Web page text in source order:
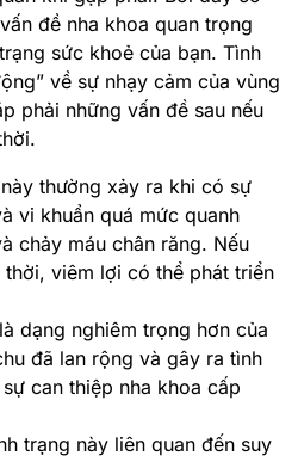
đề nha khoa quan trọng
sức khoẻ của bạn. Tình
về sự nhạy cảm của vùng
phải những vấn đề sau nếu
thường xảy ra khi có sự
vi khuẩn quá mức quanh
chảy máu chân răng. Nếu
viêm lợi có thể phát triển
dạng nghiêm trọng hơn của
đã lan rộng và gây ra tình
can thiệp nha khoa cấp
trạng này liên quan đến suy